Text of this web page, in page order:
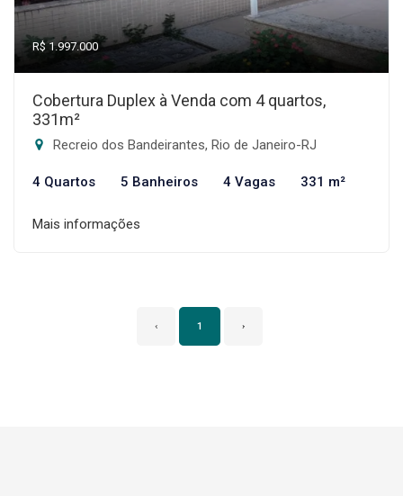
R$ 1.997.000
Cobertura Duplex à Venda com 4 quartos,
331m²
Recreio dos Bandeirantes, Rio de Janeiro-RJ
4 Quartos 5 Banheiros 4 Vagas 331 m²
Mais informações
‹ 1 ›